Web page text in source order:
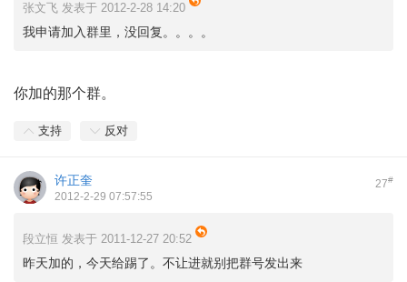
张文飞 发表于 2012-2-28 14:20
我申请加入群里，没回复。。。。
你加的那个群。
支持 反对
27#
许正奎
2012-2-29 07:57:55
段立恒 发表于 2011-12-27 20:52
昨天加的，今天给踢了。不让进就别把群号发出来